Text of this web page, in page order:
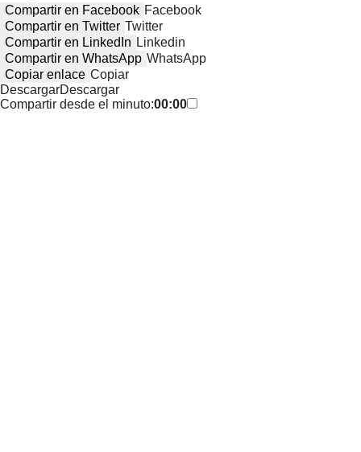
Compartir en Facebook Facebook
Compartir en Twitter Twitter
Compartir en LinkedIn Linkedin
Compartir en WhatsApp WhatsApp
Copiar enlace Copiar
DescargarDescargar
Compartir desde el minuto:00:00